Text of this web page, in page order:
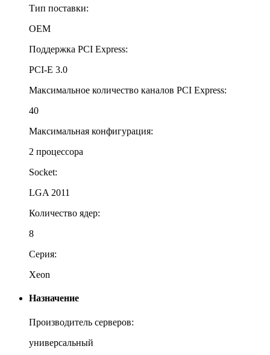
Тип поставки:
OEM
Поддержка PCI Express:
PCI-E 3.0
Максимальное количество каналов PCI Express:
40
Максимальная конфигурация:
2 процессора
Socket:
LGA 2011
Количество ядер:
8
Серия:
Xeon
Назначение
Производитель серверов:
универсальный